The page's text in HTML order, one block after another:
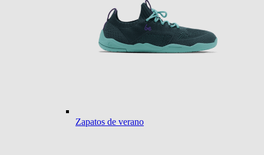
Zapatos de verano